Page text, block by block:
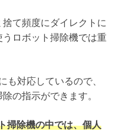
て頻度にダイレクトに
ロボット掃除機では重
も対応しているので、
の指示ができます。
掃除機の中では、個人